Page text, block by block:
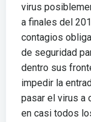
virus
a finales del
contagios
de seguridad
dentro sus
impedir la
pasar el virus a
en casi todos